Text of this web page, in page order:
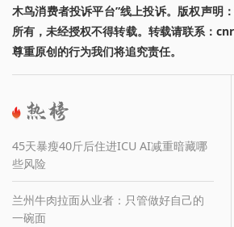
木鸟消费者投诉平台”线上投诉。版权声明
所有，未经授权不得转载。转载请联系：
尊重原创的行为我们将追究责任。
45天暴瘦40斤后住进ICU AI减重暗藏哪
些风险
兰州牛肉拉面从业者：只管做好自己的
一碗面